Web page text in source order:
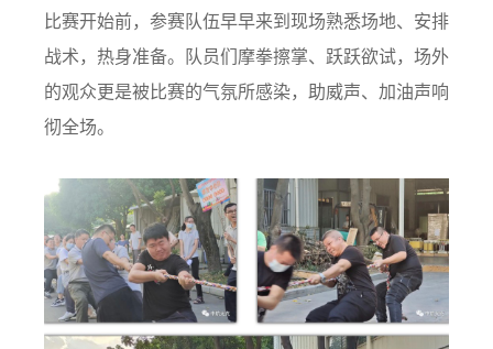
比赛开始前，参赛队伍早早来到现场熟悉场地、安排
战术，热身准备。队员们摩拳擦掌、跃跃欲试，场外
的观众更是被比赛的气氛所感染，助威声、加油声响
彻全场。